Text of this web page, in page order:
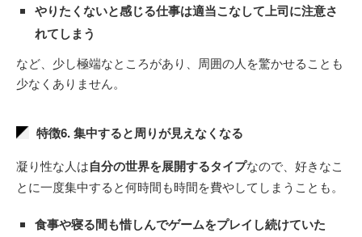
やりたくないと感じる仕事は適当こなして上司に注意さ
れてしまう
など、少し極端なところがあり、周囲の人を驚かせることも
少なくありません。
特徴6. 集中すると周りが見えなくなる
凝り性な人は自分の世界を展開するタイプなので、好きなこ
とに一度集中すると何時間も時間を費やしてしまうことも。
食事や寝る間も惜しんでゲームをプレイし続けていた